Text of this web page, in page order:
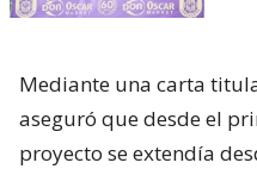
Mediante una carta
aseguró que desde el
proyecto se extendía